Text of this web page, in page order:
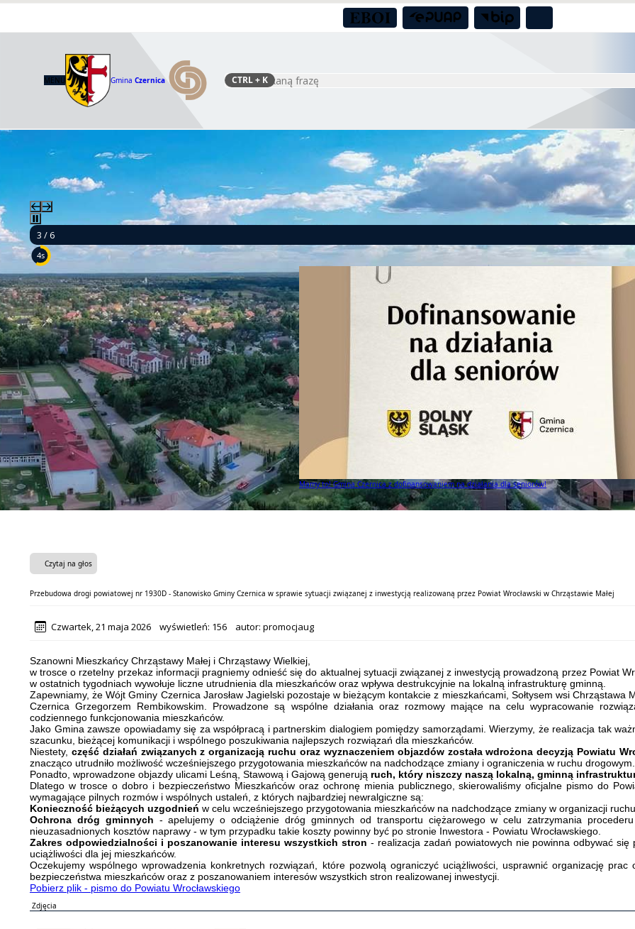
MENU Gmina Czernica Szukaj
CTRL+ K
3 / 6
3s
Mamy to! Gmina Czernica z dofinansowaniem na działania dla seniorów!
Mamy to! Gmina Czernica z dofinansowaniem na działania dla seniorów!
Czytaj na głos
Przebudowa drogi powiatowej nr 1930D - Stanowisko Gminy Czernica w sprawie sytuacji związanej z inwestycją realizowaną przez Powiat Wrocławski w Chrząstawie Małej
Czwartek, 21 maja 2026 wyświetleń: 156 autor: promocjaug
Szanowni Mieszkańcy Chrząstawy Małej i Chrząstawy Wielkiej,
w trosce o rzetelny przekaz informacji pragniemy odnieść się do aktualnej sytuacji związanej z inwestycją prowadzoną przez Powiat
w ostatnich tygodniach wywołuje liczne utrudnienia dla mieszkańców oraz wpływa destrukcyjnie na lokalną infrastrukturę gminną.
Zapewniamy, że Wójt Gminy Czernica Jarosław Jagielski pozostaje w bieżącym kontakcie z mieszkańcami, Sołtysem wsi Chrząstawa
Czernica Grzegorzem Rembikowskim. Prowadzone są wspólne działania oraz rozmowy mające na celu wypracowanie
codziennego funkcjonowania mieszkańców.
Jako Gmina zawsze opowiadamy się za współpracą i partnerskim dialogiem pomiędzy samorządami. Wierzymy, że realizacja tak
szacunku, bieżącej komunikacji i wspólnego poszukiwania najlepszych rozwiązań dla mieszkańców.
Niestety, część działań związanych z organizacją ruchu oraz wyznaczeniem objazdów została wdrożona decyzją Powiatu
znacząco utrudniło możliwość wcześniejszego przygotowania mieszkańców na nadchodzące zmiany i ograniczenia w ruchu drogowym.
Ponadto, wprowadzone objazdy ulicami Leśną, Stawową i Gajową generują ruch, który niszczy naszą lokalną, gminną
Dlatego w trosce o dobro i bezpieczeństwo Mieszkańców oraz ochronę mienia publicznego, skierowaliśmy oficjalne pismo do
wymagające pilnych rozmów i wspólnych ustaleń, z których najbardziej newralgiczne są:
Konieczność bieżących uzgodnień w celu wcześniejszego przygotowania mieszkańców na nadchodzące zmiany w organizacji ruchu.
Ochrona dróg gminnych - apelujemy o odciążenie dróg gminnych od transportu ciężarowego w celu zatrzymania
nieuzasadnionych kosztów naprawy - w tym przypadku takie koszty powinny być po stronie Inwestora - Powiatu Wrocławskiego.
Zakres odpowiedzialności i poszanowanie interesu wszystkich stron - realizacja zadań powiatowych nie powinna odbywać
uciążliwości dla jej mieszkańców.
Oczekujemy wspólnego wprowadzenia konkretnych rozwiązań, które pozwolą ograniczyć uciążliwości, usprawnić organizację
bezpieczeństwa mieszkańców oraz z poszanowaniem interesów wszystkich stron realizowanej inwestycji.
Pobierz plik - pismo do Powiatu Wrocławskiego
Zdjęcia